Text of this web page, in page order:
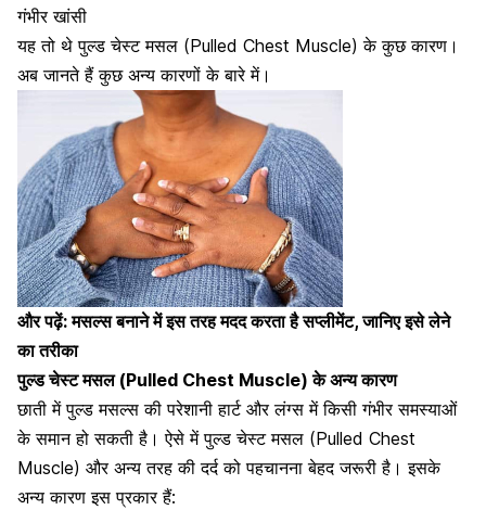
गंभीर खांसी
यह तो थे पुल्ड चेस्ट मसल (Pulled Chest Muscle) के कुछ कारण।
अब जानते हैं कुछ अन्य कारणों के बारे में।
और पढ़ें:मसल्स बनाने में इस तरह मदद करता है सप्लीमेंट, जानिए इसे लेने
का तरीका
पुल्ड चेस्ट मसल (Pulled Chest Muscle) के अन्य कारण
छाती में पुल्ड मसल्स की परेशानी हार्ट और लंग्स में किसी गंभीर समस्याओं
के समान हो सकती है। ऐसे में पुल्ड चेस्ट मसल (Pulled Chest
Muscle) और अन्य तरह की दर्द को पहचानना बेहद जरूरी है। इसके
अन्य कारण इस प्रकार हैं: